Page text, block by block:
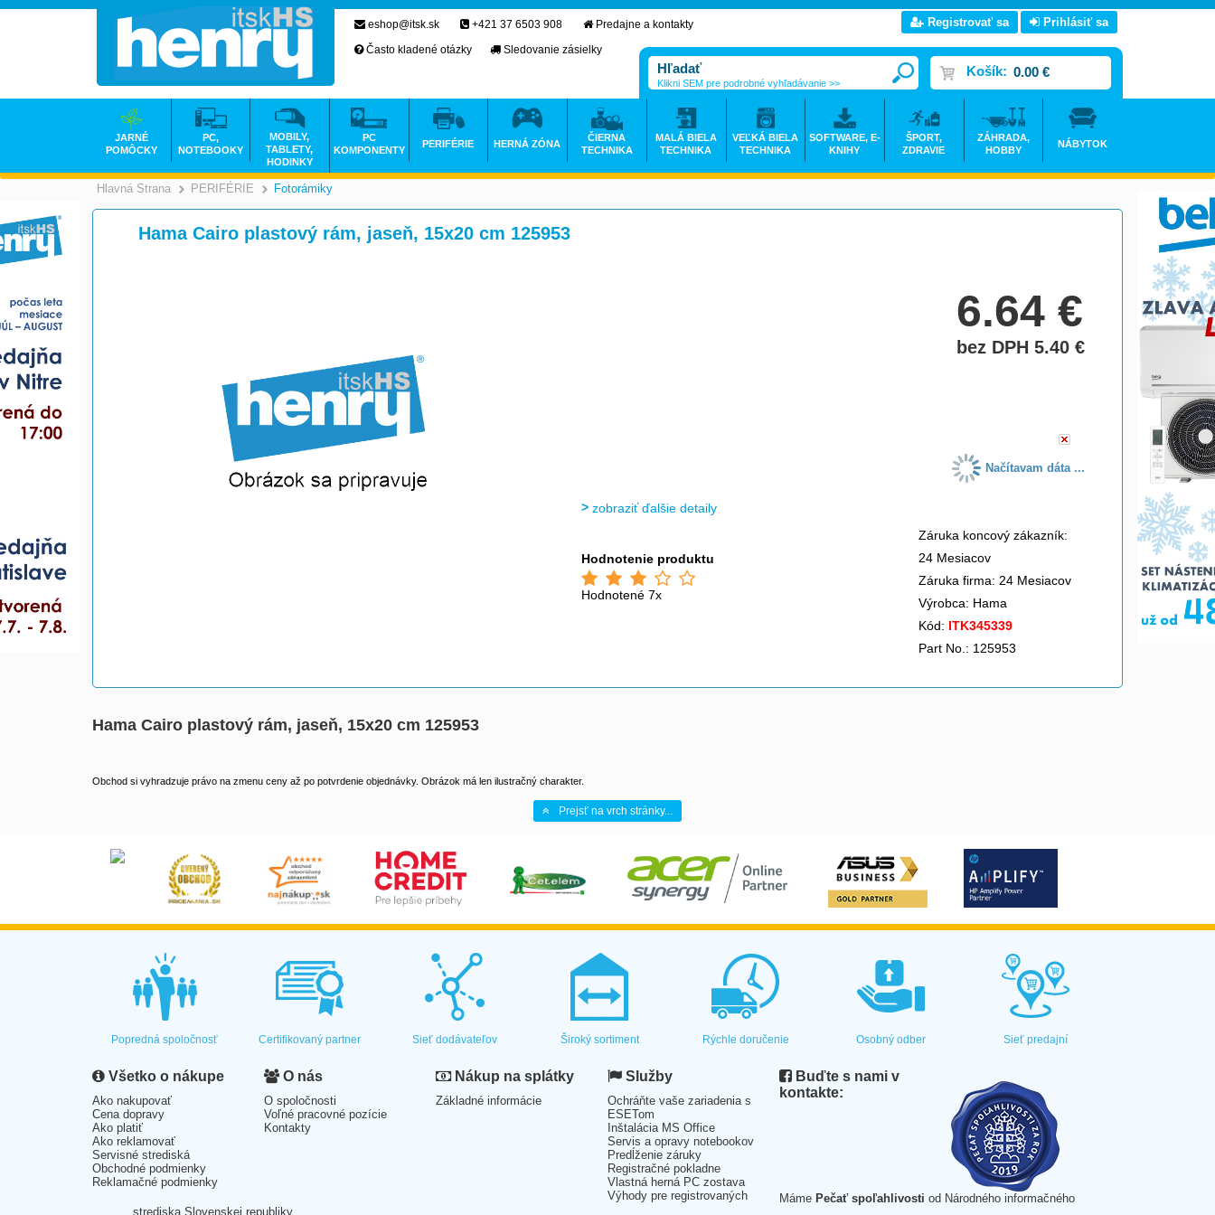
Hlavná Strana >
PERIFÉRIE >
Fotorámiky
Hama Cairo plastový rám, jaseň, 15x20 cm 125953
6.64€
bez DPH 5.40€
Načítavam dáta ...
zobraziť ďalšie detaily
Hodnotenie produktu
Hodnotené 7x
Záruka koncový zákazník:
24 Mesiacov
Záruka firma: 24 Mesiacov
Výrobca: Hama
Kód: ITK345339
Part No.: 125953
Hama Cairo plastový rám, jaseň, 15x20 cm 125953
Obchod si vyhradzuje právo na zmenu ceny až po potvrdenie objednávky. Obrázok má len ilustračný charakter.
Prejsť na vrch stránky...
eshop@itsk.sk +421 37 6503 908
Predajne a kontakty
Často kladené otázky
Sledovanie zásielky
Registrovať sa Prihlásiť sa
Košík: 0.00 €
Klikni SEM pre podrobné vyhľadávanie >>
JARNÉ
POMÔCKY
PC,
NOTEBOOKY
MOBILY,
TABLETY,
HODINKY
PC
KOMPONENTY
PERIFÉRIE HERNÁ ZÓNA
ČIERNA
TECHNIKA
MALÁ BIELA
TECHNIKA
VEĽKÁ BIELA
TECHNIKA
SOFTWARE, E-
KNIHY
ŠPORT,
ZDRAVIE
ZÁHRADA,
HOBBY
NÁBYTOK
Popredná spoločnosť Certifikovaný partner Sieť dodávateľov Široký sortiment Rýchle doručenie Osobný odber Sieť predajní
Všetko o nákupe
Ako nakupovať
Cena dopravy
Ako platiť
Ako reklamovať
Servisné strediská
Obchodné podmienky
Reklamačné podmienky
O nás
O spoločnosti
Voľné pracovné pozície
Kontakty
Nákup na splátky
Základné informácie
Služby
Ochráňte vaše zariadenia s
ESETom
Inštalácia MS Office
Servis a opravy notebookov
Predĺženie záruky
Registračné pokladne
Vlastná herná PC zostava
Výhody pre registrovaných
Buďte s nami v
kontakte:
Máme Pečať spoľahlivosti od Národného informačného
strediska Slovenskej republiky